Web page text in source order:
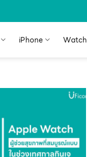
iPhone Watch